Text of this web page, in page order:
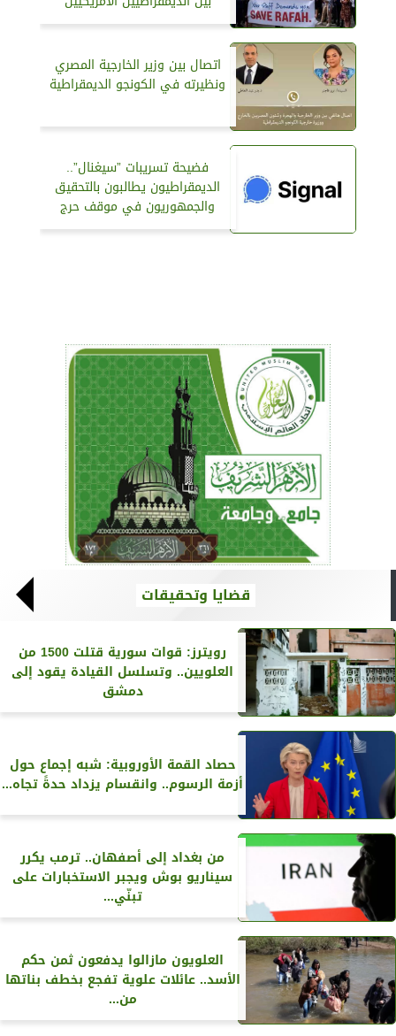
اتصال بين وزير الخارجية المصري
ونظيرته في الكونجو الديمقراطية
فضيحة تسريبات ”سيغنال”..
الديمقراطيون يطالبون بالتحقيق
والجمهوريون في موقف حرج
قضايا وتحقيقات
رويترز‏: قوات سورية قتلت 1500 من
العلويين.. وتسلسل القيادة يقود إلى
دمشق
حصاد القمة الأوروبية: شبه إجماع حول
أزمة الرسوم.. وانقسام يزداد حدةً تجاه...
من بغداد إلى أصفهان.. ترمب يكرر
سيناريو بوش ويجبر الاستخبارات على
تبنّي...
العلويون مازالوا يدفعون ثمن حكم
الأسد.. عائلات علوية تفجع بخطف بناتها
من...